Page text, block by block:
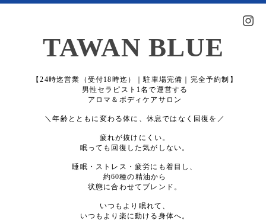
TAWAN BLUE
【24時迄営業（受付18時迄）｜駐車場完備｜完全予約制】
男性セラピスト1名で運営する
アロマ＆ボディケアサロン
＼年齢とともに変わる体に、休息ではなく回復を／
疲れが抜けにくい。
眠っても回復した気がしない。
睡眠・ストレス・疲労にも着目し、
約60種の精油から
状態に合わせてブレンド。
いつもより眠れて、
いつもより楽に動ける身体へ。